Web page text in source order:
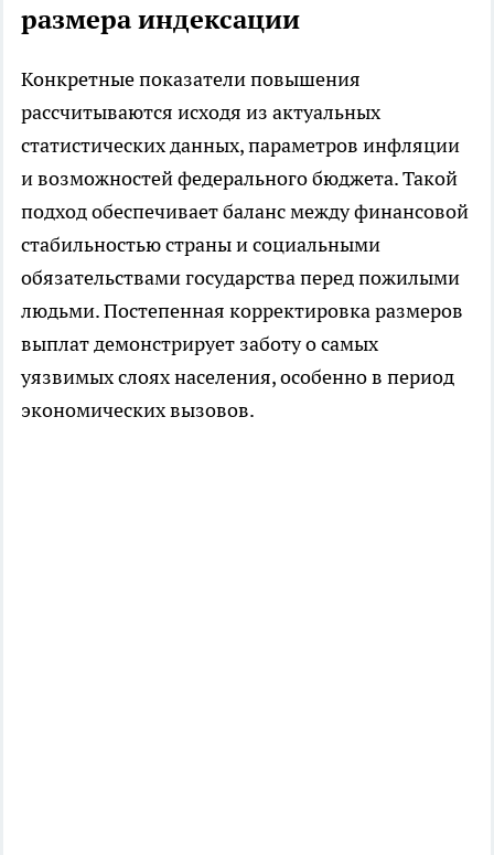
размера индексации
Конкретные показатели повышения
рассчитываются исходя из актуальных
статистических данных, параметров инфляции
и возможностей федерального бюджета. Такой
подход обеспечивает баланс между финансовой
стабильностью страны и социальными
обязательствами государства перед пожилыми
людьми. Постепенная корректировка размеров
выплат демонстрирует заботу о самых
уязвимых слоях населения, особенно в период
экономических вызовов.